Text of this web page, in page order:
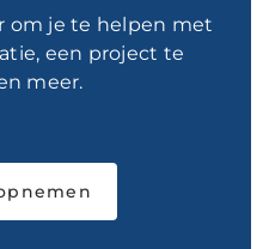
om je te helpen met
een project te
meer.